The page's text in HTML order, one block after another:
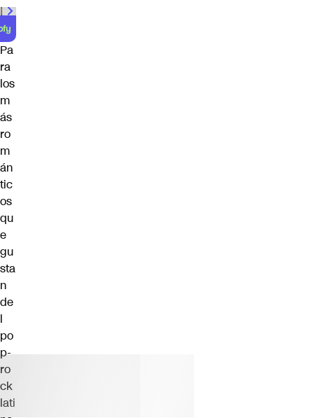
Pa
ra
los
m
ás
ro
m
án
tic
os
qu
e
gu
sta
n
de
l
po
p-
ro
ck
lati